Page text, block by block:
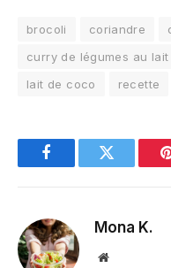
brocoli coriandre
curry de légumes au
lait de coco
recette
FacebookTwitter
Mona K.
Site